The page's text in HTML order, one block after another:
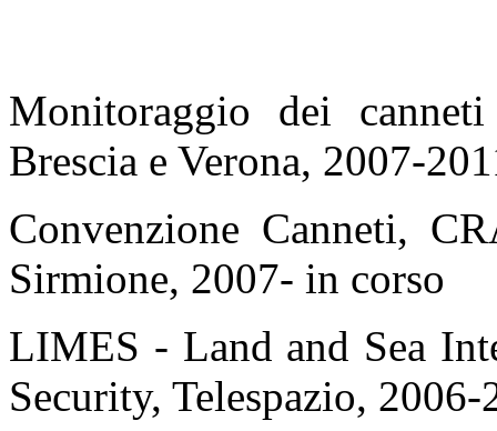
Monitoraggio dei
Brescia e Verona, 2007-
Convenzione Canneti,
Sirmione, 2007- in corso
LIMES - Land and Sea
Security, Telespazio, 2006-